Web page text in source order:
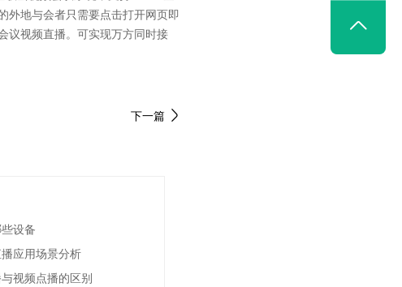
外地与会者只需要点击打开网页即
议视频直播。可实现万方同时接
下一篇
设备
应用场景分析
视频点播的区别
